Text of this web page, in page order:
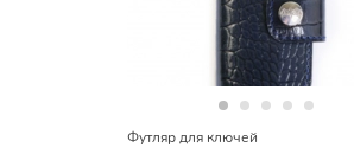
Футляр для ключей